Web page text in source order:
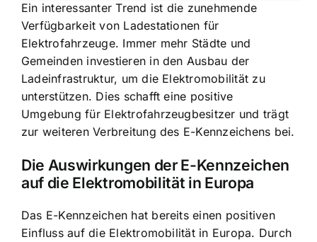
Ein interessanter Trend ist die zunehmende
Verfügbarkeit von Ladestationen für
Elektrofahrzeuge. Immer mehr Städte und
Gemeinden investieren in den Ausbau der
Ladeinfrastruktur, um die Elektromobilität zu
unterstützen. Dies schafft eine positive
Umgebung für Elektrofahrzeugbesitzer und trägt
zur weiteren Verbreitung des E-Kennzeichens bei.
Die Auswirkungen der E-Kennzeichen
auf die Elektromobilität in Europa
Das E-Kennzeichen hat bereits einen positiven
Einfluss auf die Elektromobilität in Europa. Durch